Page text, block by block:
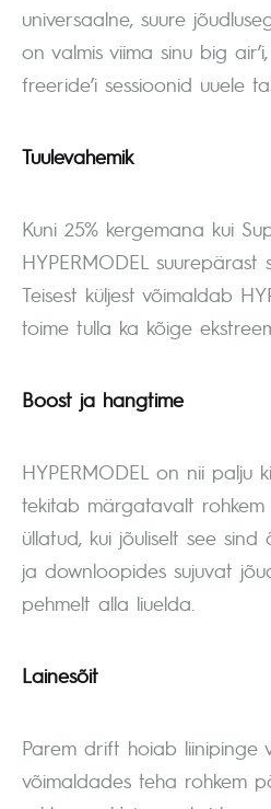
universaalne, suure
on valmis viima sinu big
freeride’i sessioonid uuele
Tuulevahemik
Kuni 25% kergemana kui
HYPERMODEL suurepärast
Teisest küljest võimaldab
toime tulla ka kõige
Boost ja hangtime
HYPERMODEL on nii palju
tekitab märgatavalt rohkem
üllatud, kui jõuliselt see sind
ja downloopides sujuvat
pehmelt alla liuelda.
Lainesõit
Parem drift hoiab liinipinge
võimaldades teha rohkem